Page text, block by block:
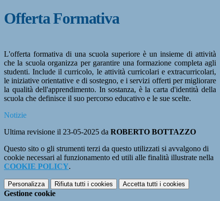
Offerta Formativa
L'offerta formativa di una scuola superiore è un insieme di attività
che la scuola organizza per garantire una formazione completa agli
studenti. Include il curricolo, le attività curricolari e extracurricolari,
le iniziative orientative e di sostegno, e i servizi offerti per migliorare
la qualità dell'apprendimento. In sostanza, è la carta d'identità della
scuola che definisce il suo percorso educativo e le sue scelte.
Notizie
Ultima revisione il 23-05-2025 da ROBERTO BOTTAZZO
Questo sito o gli strumenti terzi da questo utilizzati si avvalgono di
cookie necessari al funzionamento ed utili alle finalità illustrate nella
COOKIE POLICY.
Personalizza Rifiuta tutti i cookies Accetta tutti i cookies
Gestione cookie